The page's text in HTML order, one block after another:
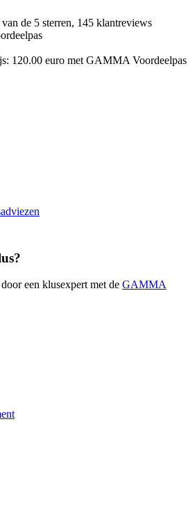
de 5 sterren, 145 klantreviews
120.00 euro met GAMMA Voordeelpas
een klusexpert met de GAMMA